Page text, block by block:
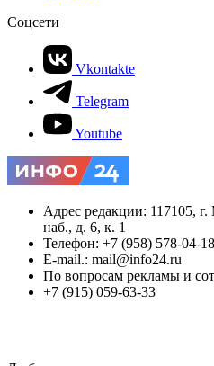
Соцсети
Vkontakte
Telegram
Youtube
Адрес редакции: 117105,
наб., д. 6, к. 1
Телефон: +7 (958) 578-04-18
E-mail.: mail@info24.ru
По вопросам рекламы и
+7 (915) 059-63-33